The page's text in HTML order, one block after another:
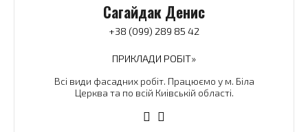
Сагайдак Денис
+38 (099) 289 85 42
ПРИКЛАДИ РОБІТ»
Всі види фасадних робіт. Працюємо у м. Біла
Церква та по всій Киівській області.